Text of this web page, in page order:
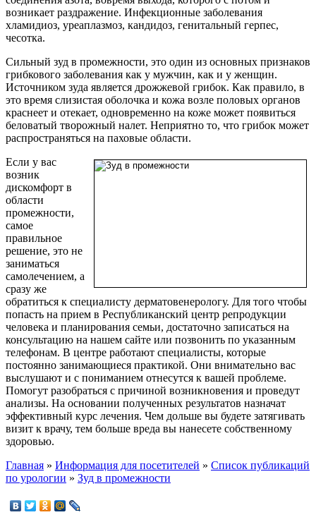
возникает раздражение. Инфекционные заболевания
хламидиоз, уреаплазмоз, кандидоз, генитальный герпес,
чесотка.
Сильный зуд в промежности, это один из основных признаков
грибкового заболевания как у мужчин, как и у женщин.
Источником зуда является дрожжевой грибок. Как правило, в
это время слизистая оболочка и кожа возле половых органов
краснеет и отекает, одновременно на коже может появиться
беловатый творожный налет. Неприятно то, что грибок может
распространяться на паховые области.
Если у вас
возник
дискомфорт в
области
промежности,
самое
правильное
решение, это не
заниматься
самолечением, а
сразу же
обратиться к специалисту дерматовенерологу. Для того чтобы
попасть на прием в Республиканский центр репродукции
человека и планирования семьи, достаточно записаться на
консультацию на нашем сайте или позвонить по указанным
телефонам. В центре работают специалисты, которые
постоянно занимающиеся практикой. Они внимательно вас
выслушают и с пониманием отнесутся к вашей проблеме.
Помогут разобраться с причиной возникновения и проведут
анализы. На основании полученных результатов назначат
эффективный курс лечения. Чем дольше вы будете затягивать
визит к врачу, тем больше вреда вы нанесете собственному
здоровью.
Главная » Информация для посетителей » Список публикаций
по урологии » Зуд в промежности